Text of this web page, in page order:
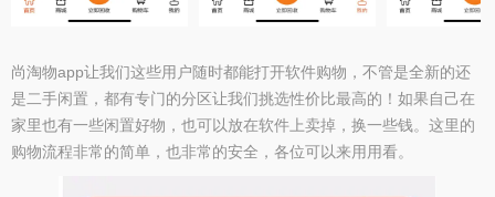
尚淘物app让我们这些用户随时都能打开软件购物，不管是全新的还
是二手闲置，都有专门的分区让我们挑选性价比最高的！如果自己在
家里也有一些闲置好物，也可以放在软件上卖掉，换一些钱。这里的
购物流程非常的简单，也非常的安全，各位可以来用用看。